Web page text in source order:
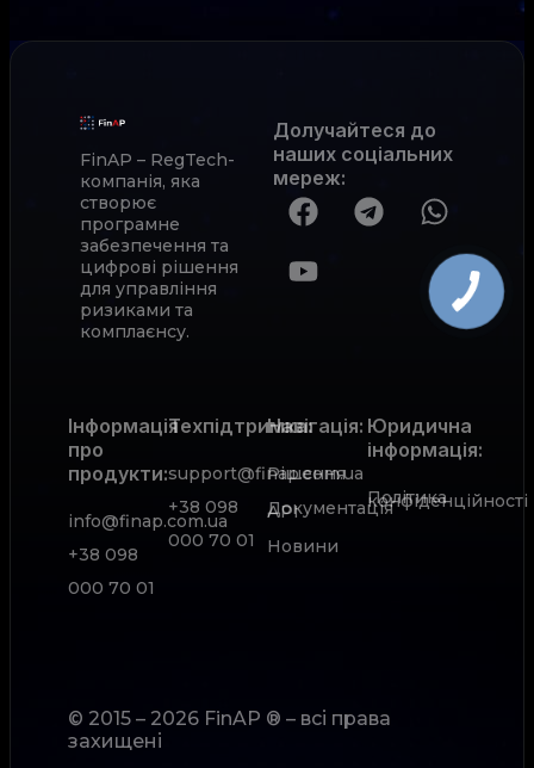
FinAP – RegTech-
компанія, яка
створює
програмне
забезпечення та
цифрові рішення
для управління
ризиками та
комплаєнсу.
Долучайтеся до
наших соціальних
мереж:
Інформація
про
продукти:
info@finap.com.ua
+38 098
000 70 01
Техпідтримка:
support@finap.com.ua
+38 098
000 70 01
Рішення
Документація
АРІ
Новини
Навігація: Юридична
інформація:
Політика
конфіденційності
© 2015 – 2026 FinAP ® – всі права
захищені